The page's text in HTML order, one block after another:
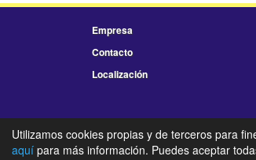
Empresa
Contacto
Localización
Utilizamos cookies propias y de terceros para
aquí para más información. Puedes aceptar